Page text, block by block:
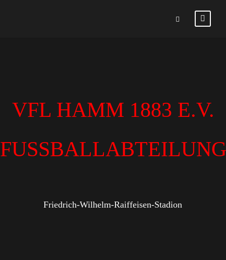
VFL HAMM 1883 E.V.
FUSSBALLABTEILUNG
Friedrich-Wilhelm-Raiffeisen-Stadion